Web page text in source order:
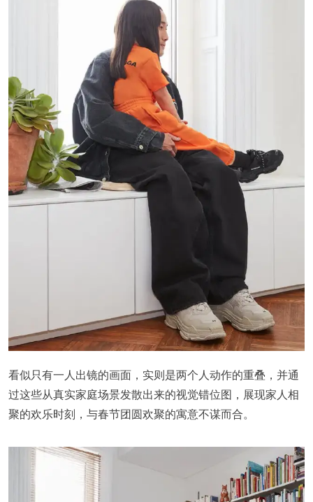
看似只有一人出镜的画面，实则是两个人动作的重叠，并通
过这些从真实家庭场景发散出来的视觉错位图，展现家人相
聚的欢乐时刻，与春节团圆欢聚的寓意不谋而合。